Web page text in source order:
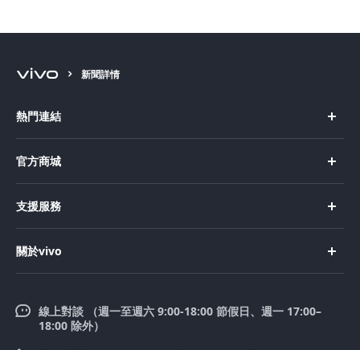
新聞詳情
熱門連結
X200 Pro
X200
X200 FE
V50 Lite 5G
V50
官方商城
購買手機
購買配件
支援服務
服務中心
Funtouch OS
系統升級
關於vivo
新聞中心線上對談 （週一至週六 9:00-18:00 節假日、週一 17:00–
18:00 除外）